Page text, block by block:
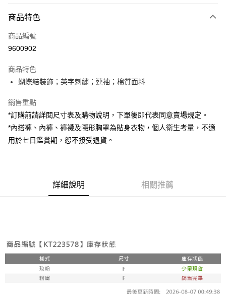
信用卡一次付款
超商取貨付款
Apple Pay
街口支付
Google Pay
大哥付你分期
流程，驗證手機門號後，選擇欲分期的期數、繳款截止日，確認付款後即完
【繳款方式說明】
1.分期款項不併入電信帳單，「大哥付你分期」於每月結算日後寄送繳費提
2.透過簡訊連結打開帳單後，可選擇「超商條碼／台灣大直營門市／銀行轉
帳／街口支付／iPASS MONEY」等通路繳費。
【關於「AFTEE先享後付」】
【「AFTEE先享後付」結帳流程】
１．於結帳方式選擇「AFTEE先享後付」後，將跳轉至「AFTEE先享後付」
結帳頁面，進行簡訊認證並確認金額後，即可完成結帳。
２．訂單成立數日內，您將收到繳費通知簡訊。
３．收到繳費通知簡訊後14天內，點擊此簡訊中的連結，可透過四大超商／
全家取貨付款
每筆NT$60，滿NT$1,800(含以上)免運費
付款後全家取貨
商品特色
商品編號
9600902
商品特色
蝴蝶結裝飾；英字刺繡；連袖；棉質面料
銷售重點
*訂購前請詳閱尺寸表及購物說明，下單後即代表同意賣場規定。
*內搭褲、內褲、褲襪及隱形胸罩為貼身衣物，個人衛生考量，不適
用於七日鑑賞期，恕不接受退貨。
詳細說明 相關推薦